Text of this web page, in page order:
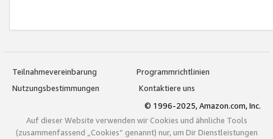
Teilnahmevereinbarung
Programmrichtlinien
Nutzungsbestimmungen
Kontaktiere uns
© 1996-2025, Amazon.com, Inc.
Auf dieser Website verwenden wir Cookies und ähnliche Tools
(zusammenfassend „Cookies“ genannt) nur, um Dir Dienstleistungen